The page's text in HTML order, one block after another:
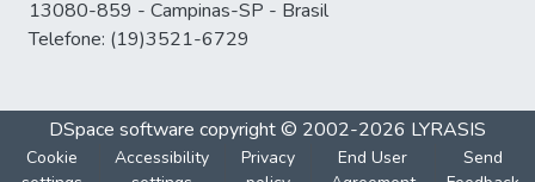
13080-859 - Campinas-SP - Brasil
Telefone: (19)3521-6729
DSpace software copyright © 2002-2026 LYRASIS
Cookie
Accessibility
Privacy
End User
Send